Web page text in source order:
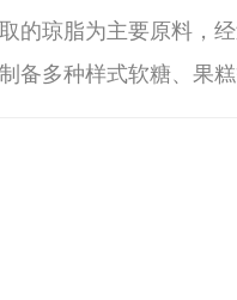
的琼脂为主要原料，
备多种样式软糖、果糕